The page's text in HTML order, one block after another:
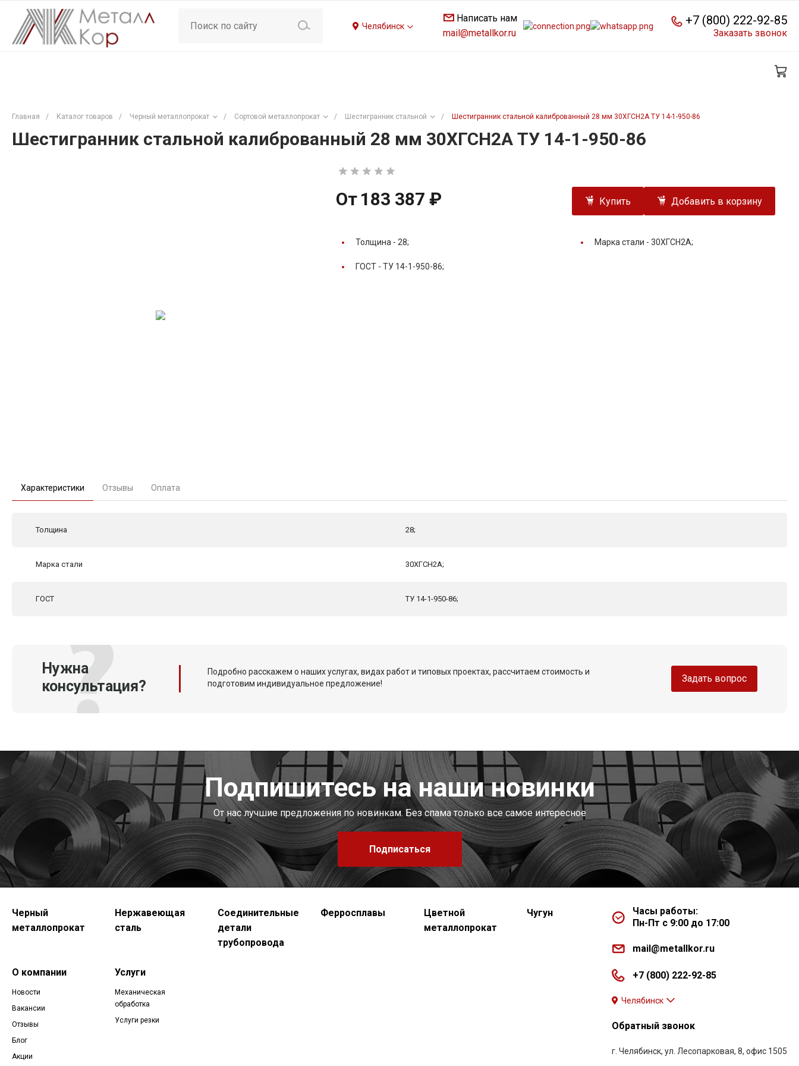
Челябинск
Написать нам
mail@metallkor.ru
+7 (800) 222-92-85
Заказать звонок
Главная / Каталог товаров / Черный металлопрокат / Сортовой металлопрокат / Шестигранник стальной / Шестигранник стальной калиброванный 28 мм 30ХГСН2А ТУ 14-1-950-86
Шестигранник стальной калиброванный 28 мм 30ХГСН2А ТУ 14-1-950-86
От 183 387 ₽ Купить Добавить в корзину
Толщина - 28; Марка стали - 30ХГСН2А;
ГОСТ - ТУ 14-1-950-86;
Характеристики Отзывы Оплата
Толщина 28;
Марка стали 30ХГСН2А;
ГОСТ ТУ 14-1-950-86;
Нужна
консультация?
Подробно расскажем о наших услугах, видах работ и типовых проектах, рассчитаем стоимость и
подготовим индивидуальное предложение!
Задать вопрос
Подпишитесь на наши новинки
От нас лучшие предложения по новинкам. Без спама только все самое интересное
Подписаться
Черный
металлопрокат
Нержавеющая
сталь
Соединительные
детали
трубопровода
Ферросплавы
Цветной
металлопрокат
Чугун
О компании
Новости
Вакансии
Отзывы
Блог
Акции
Услуги
Механическая
обработка
Услуги резки
Часы работы:
Пн-Пт с 9:00 до 17:00
mail@metallkor.ru
+7 (800) 222-92-85
Челябинск
Обратный звонок
г. Челябинск, ул. Лесопарковая, 8, офис 1505